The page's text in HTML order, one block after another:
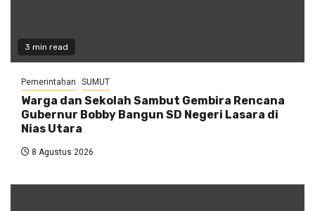
3 min read
Pemerintahan SUMUT
Warga dan Sekolah Sambut Gembira Rencana
Gubernur Bobby Bangun SD Negeri Lasara di
Nias Utara
8 Agustus 2026